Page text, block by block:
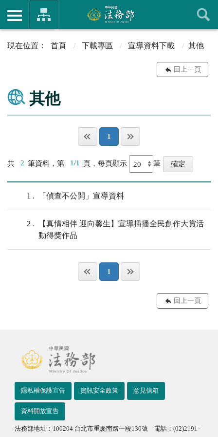
首頁 下載專區 宣導資料下載 其他
回上一頁
其他
1
共 2 筆資料，第 1/1 頁，每頁顯示 筆
1 「偵查不公開」宣導資料
2
【真情相伴 迎向馨生】宣導插播全民創作大賞活
動得獎作品
1
回上一頁
隱私權保護宣告 資訊安全政策 意見信箱
資料開放宣告
法務部地址：100204 台北市重慶南路一段130號 電話：(02)2191-